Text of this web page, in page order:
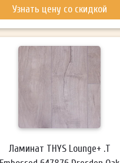
Узнать цену со скидкой
Ламинат THYS Lounge+ .T